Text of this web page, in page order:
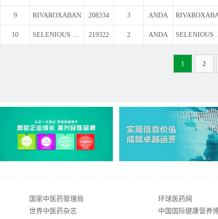
9 RIVAROXABAN 208334 3 ANDA
10 SELENIOUS ACID 219322 2 ANDA
1 2
国家中医药管理局
世界中医药杂志
环球医药网
中国国际健康营养